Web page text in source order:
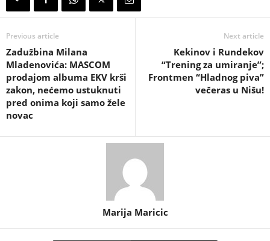
Previous article
Zadužbina Milana
Mladenovića: MASCOM
prodajom albuma EKV krši
zakon, nećemo ustuknuti
pred onima koji samo žele
novac
Next article
Kekinov i Rundekov
“Trening za umiranje”;
Frontmen “Hladnog piva”
večeras u Nišu!
Marija Maricic